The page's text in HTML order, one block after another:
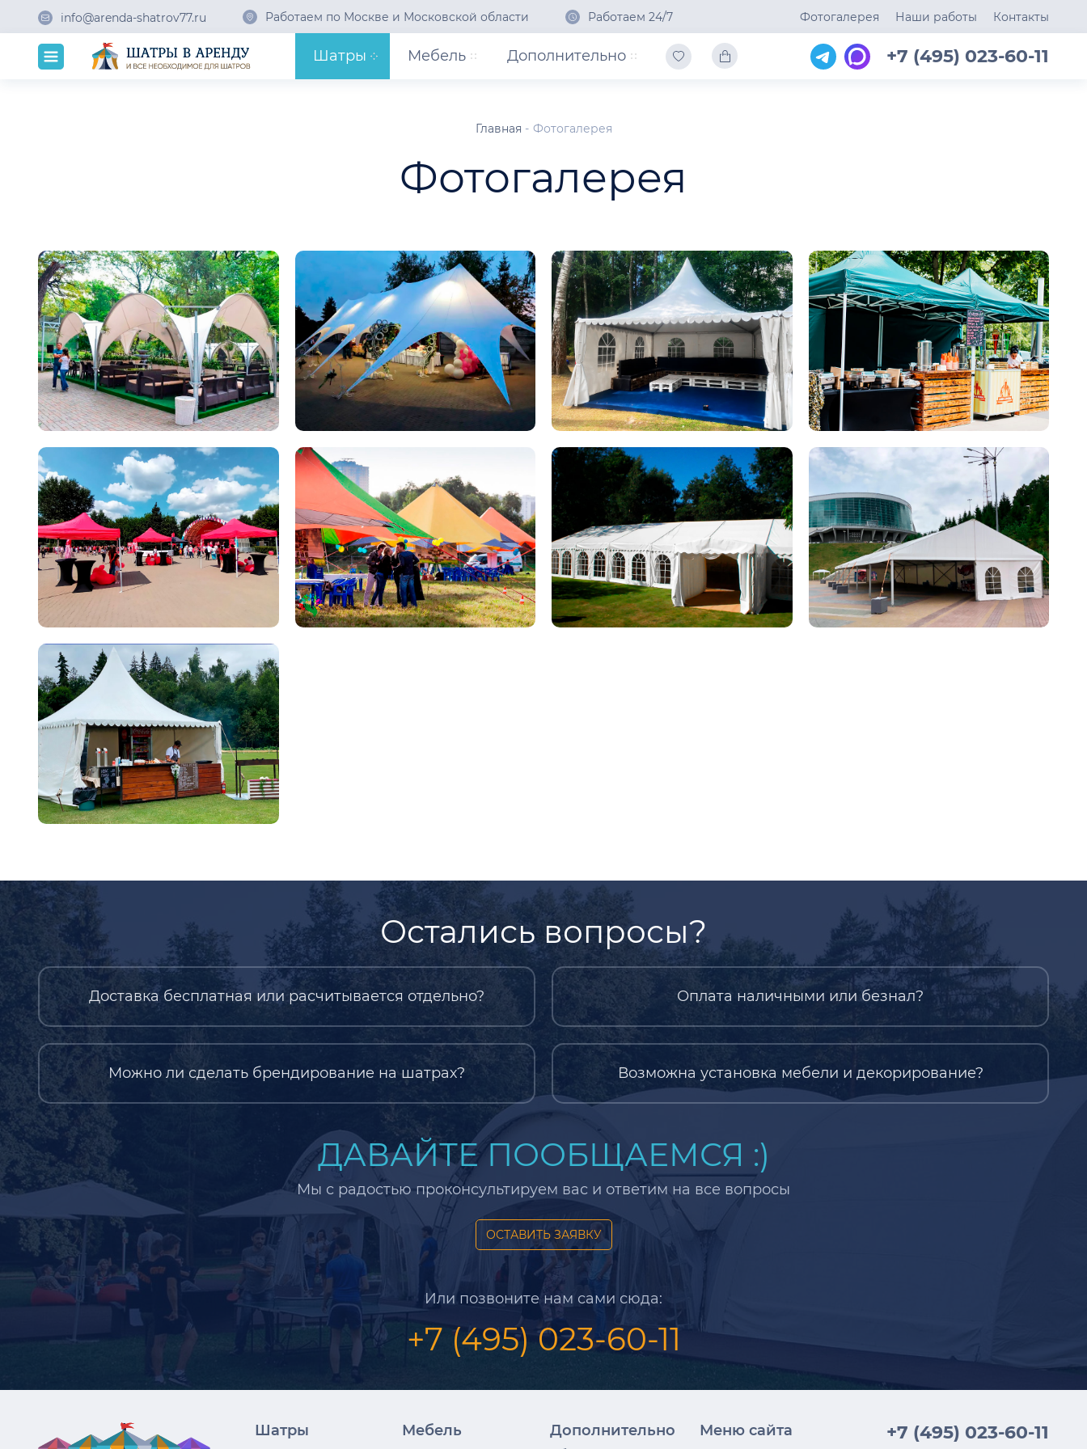
info@arenda-shatrov77.ru Работаем по Москве и Московской области Работаем 24/7 Фотогалерея Наши работы Контакты
Шатры Мебель Дополнительно +7 (495) 023-60-11
Главная Фотогалерея
Фотогалерея
Остались вопросы?
Доставка бесплатная или расчитывается отдельно? Оплата наличными или безнал?
Можно ли сделать брендирование на шатрах? Возможна установка мебели и декорирование?
ДАВАЙТЕ ПООБЩАЕМСЯ :)
Мы с радостью проконсультируем вас и ответим на все вопросы
ОСТАВИТЬ ЗАЯВКУ
Или позвоните нам сами сюда:
+7 (495) 023-60-11
Шатры Мебель Дополнительно Меню сайта +7 (495) 023-60-11